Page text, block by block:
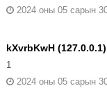
2024 оны 05 сарын
kXvrbKwH (127.0.0.1)
1
2024 оны 05 сарын